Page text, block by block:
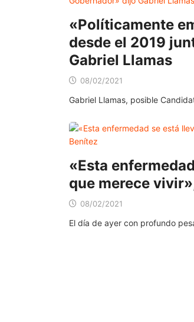
«Políticamente
desde el 2019
Gabriel Llamas
08/02/2021
Gabriel Llamas, posible
«Esta
que merece
08/02/2021
El día de ayer con profundo